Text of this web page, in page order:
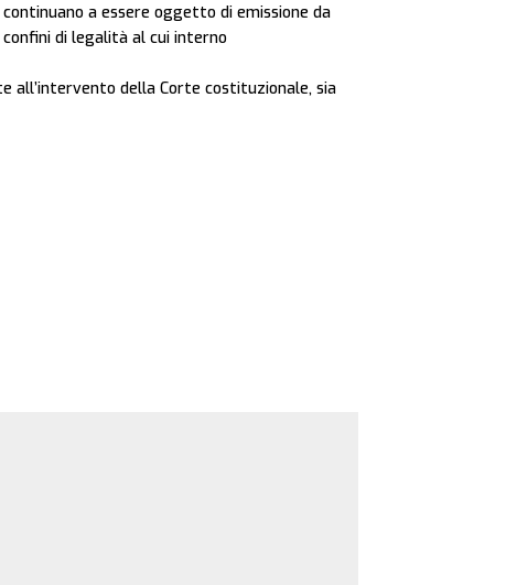
a essere oggetto di emissione da
di legalità al cui interno
all’intervento della Corte costituzionale, sia